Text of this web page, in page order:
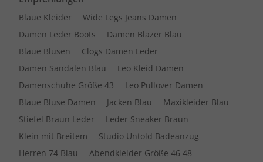
Blaue Kleider
Wide Legs Jeans Damen
Damen Leder Boots
Damen Blazer Blau
Blaue Blusen
Clogs Damen Leder
Damen Sandalen Blau
Leo Kleid Damen
Damenschuhe Größe 43
Leo Pullover Damen
Blaue Bluse Damen
Jacken Blau
Maxikleider Blau
Stiefel Braun Leder
Leder Sneaker Braun
Klein mit Breitem
Studio Untold Badeanzug
Herren 74 Blau
Abendkleider Größe 46 48